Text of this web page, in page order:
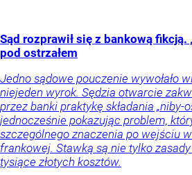
Sąd rozprawił się z bankową
pod ostrzałem
Jedno sądowe pouczenie wywołało
niejeden wyrok. Sędzia otwarcie
przez banki praktykę składania „niby-
jednocześnie pokazując problem,
szczególnego znaczenia po wejściu
frankowej. Stawką są nie tylko
tysiące złotych kosztów.